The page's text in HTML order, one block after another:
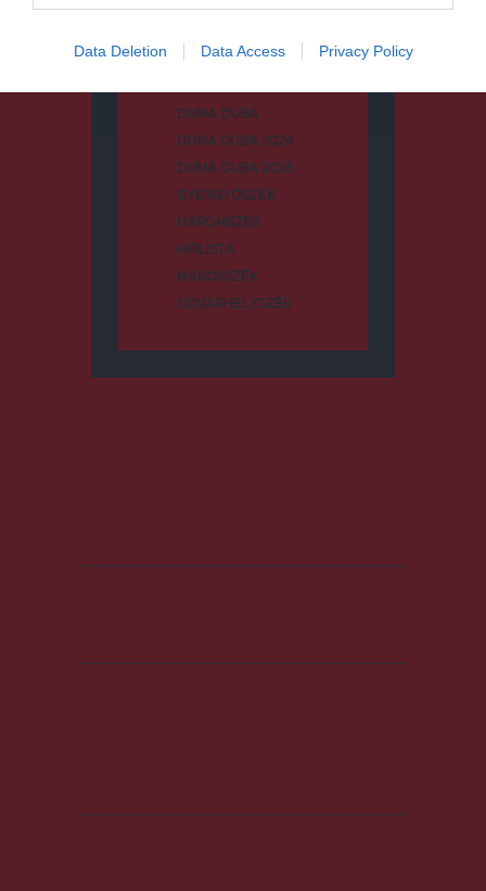
Data Deletion Data Access Privacy Policy
DUMA DUBA
DUMA DUBA 2024
DUMA DUBA 2026
GYERGYÓSZÉK
HÁROMSZÉK
HÍRLISTA
MAROSSZÉK
UDVARHELYSZÉK